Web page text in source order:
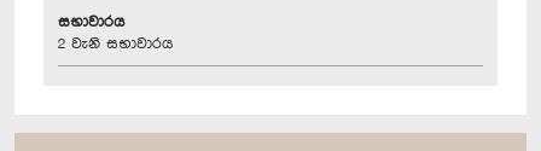
සභාවාරය
2 වැනි සභාවාරය